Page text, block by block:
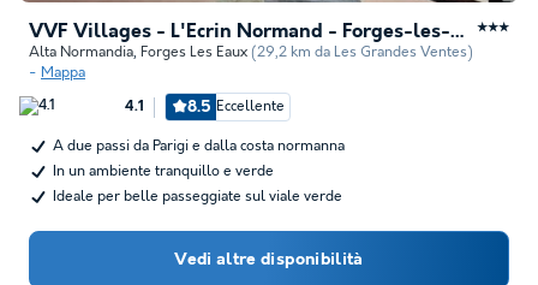
VVF Villages - L'Ecrin Normand - Forges-les-Eaux ★★★
Alta Normandia, Forges Les Eaux (29,2 km da Les Grandes Ventes)
Mappa
4.1 8.5 Eccellente
A due passi da Parigi e dalla costa normanna
In un ambiente tranquillo e verde
Ideale per belle passeggiate sul viale verde
Vedi altre disponibilità